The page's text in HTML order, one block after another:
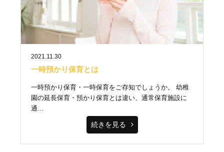
2021.11.30
一時預かり保育とは
一時預かり保育・一時保育をご存知でしょうか。 幼稚
園の延長保育・預かり保育とは違い、通常保育施設に
通...
続きを見る